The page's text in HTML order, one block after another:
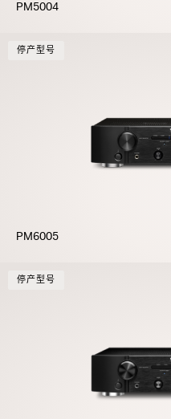
PM5004
停产型号
PM6005
停产型号